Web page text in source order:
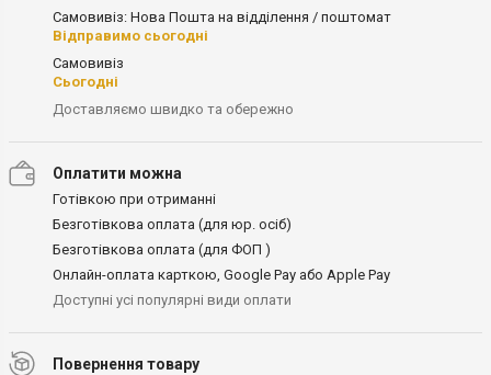
Самовивіз: Нова Пошта на відділення / поштомат
Відправимо сьогодні
Самовивіз
Сьогодні
Доставляємо швидко та обережно
Оплатити можна
Готівкою при отриманні
Безготівкова оплата (для юр. осіб)
Безготівкова оплата (для ФОП )
Онлайн-оплата карткою, Google Pay або Apple Pay
Доступні усі популярні види оплати
Повернення товару